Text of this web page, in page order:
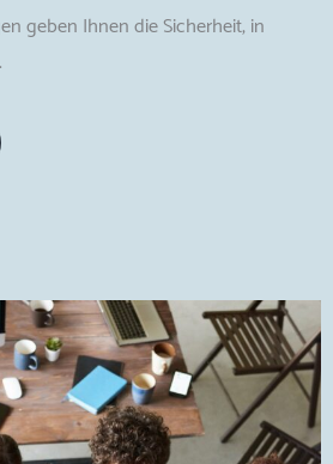
geben Ihnen die Sicherheit, in